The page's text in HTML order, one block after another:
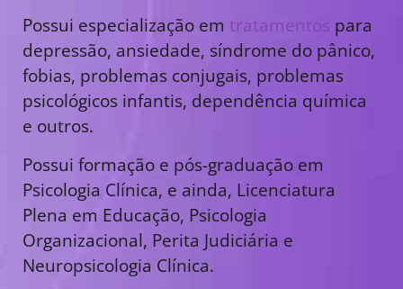
Possui especialização em tratamentos para
depressão, ansiedade, síndrome do pânico,
fobias, problemas conjugais, problemas
psicológicos infantis, dependência química
e outros.
Possui formação e pós-graduação em
Psicologia Clínica, e ainda, Licenciatura
Plena em Educação, Psicologia
Organizacional, Perita Judiciária e
Neuropsicologia Clínica.